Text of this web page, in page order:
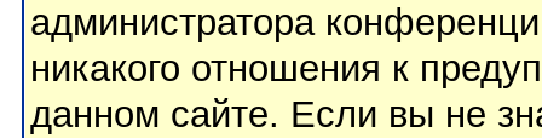
администратора
никакого отношения к
данном сайте. Если вы не